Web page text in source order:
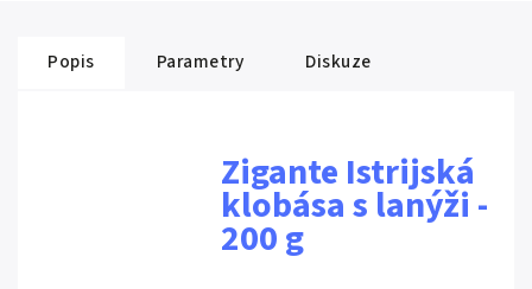
Popis Parametry Diskuze
Zigante Istrijská
klobása s lanýži -
200 g